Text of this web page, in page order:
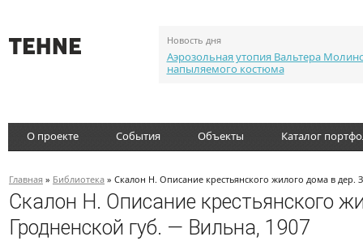
Новость дня
Аэрозольная утопия Вальтера
напыляемого костюма
О проекте События Объекты Каталог
Главная » Библиотека » Скалон Н. Описание крестьянского жилого дома в дер.
Скалон Н. Описание крестьянского
Гродненской губ. — Вильна, 1907